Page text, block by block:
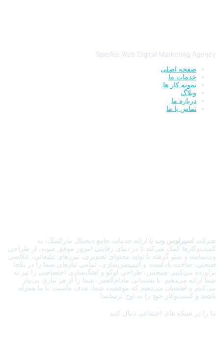
Sperlos Web Digital Marketing Agency
صفحه اصلی
خدمات ما
نمونه کار ها
وبلاگ
درباره ما
تماس با ما
شرکت اسپرلوس وب با ارائه خدمات جامع دیجیتال مارکتینگ، به
کسب‌وکارها کمک می‌کند تا در دنیای رقابتی امروز موفق شوند. از طراحی
وب‌سایت و سئو گرفته تا تولید محتوای تصویری، تیزرهای تبلیغاتی، عکاسی
صنعتی، ساخت پادکست و انیمیشن‌سازی، تمامی نیازهای شما را در یکجا
برآورده می‌کنیم. همچنین، طراحی لوگو و آهنگ‌سازی اختصاصی را نیز به
شما ارائه می‌دهیم. با پشتیبانی مادام‌العمر، شما را از هر نیازی بی‌نیاز
می‌کنیم و اطمینان می‌دهیم که موفقیت شما، هدف ماست. با ما همراه
باشید و کسب‌وکار خود را به اوج برسانید!
ما را در شبکه های اجتماعی دنبال کنید